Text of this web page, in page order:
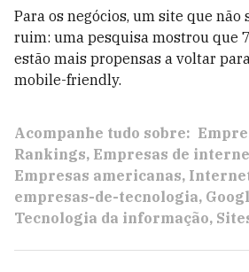
Para os negócios, um site que não
ruim: uma pesquisa mostrou que
estão mais propensas a voltar
mobile-friendly.
Acompanhe tudo sobre:
Rankings Empresas de
Empresas americanas
empresas-de-tecnologia
Tecnologia da informação